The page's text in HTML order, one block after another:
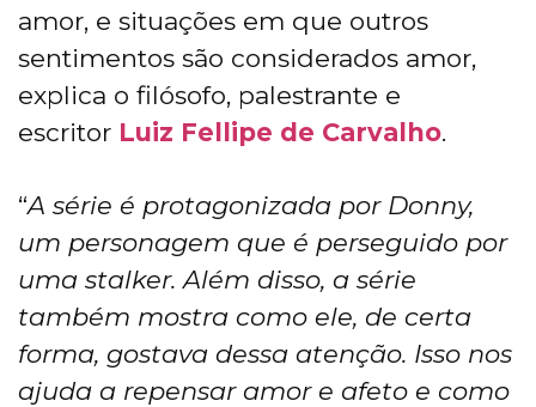
amor, e situações em que outros
sentimentos são considerados amor,
explica o filósofo, palestrante e
escritor Luiz Fellipe de Carvalho.
“A série é protagonizada por Donny,
um personagem que é perseguido por
uma stalker. Além disso, a série
também mostra como ele, de certa
forma, gostava dessa atenção. Isso nos
ajuda a repensar amor e afeto e como